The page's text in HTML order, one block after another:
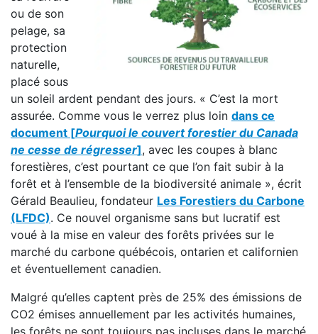
ou de son
pelage, sa
protection
naturelle,
placé sous
un soleil ardent pendant des jours. « C’est la mort
assurée. Comme vous le verrez plus loin dans ce
document [Pourquoi le couvert forestier du Canada
ne cesse de régresser], avec les coupes à blanc
forestières, c’est pourtant ce que l’on fait subir à la
forêt et à l’ensemble de la biodiversité animale », écrit
Gérald Beaulieu, fondateur Les Forestiers du Carbone
(LFDC). Ce nouvel organisme sans but lucratif est
voué à la mise en valeur des forêts privées sur le
marché du carbone québécois, ontarien et californien
et éventuellement canadien.
Malgré qu’elles captent près de 25% des émissions de
CO2 émises annuellement par les activités humaines,
les forêts ne sont toujours pas incluses dans le marché